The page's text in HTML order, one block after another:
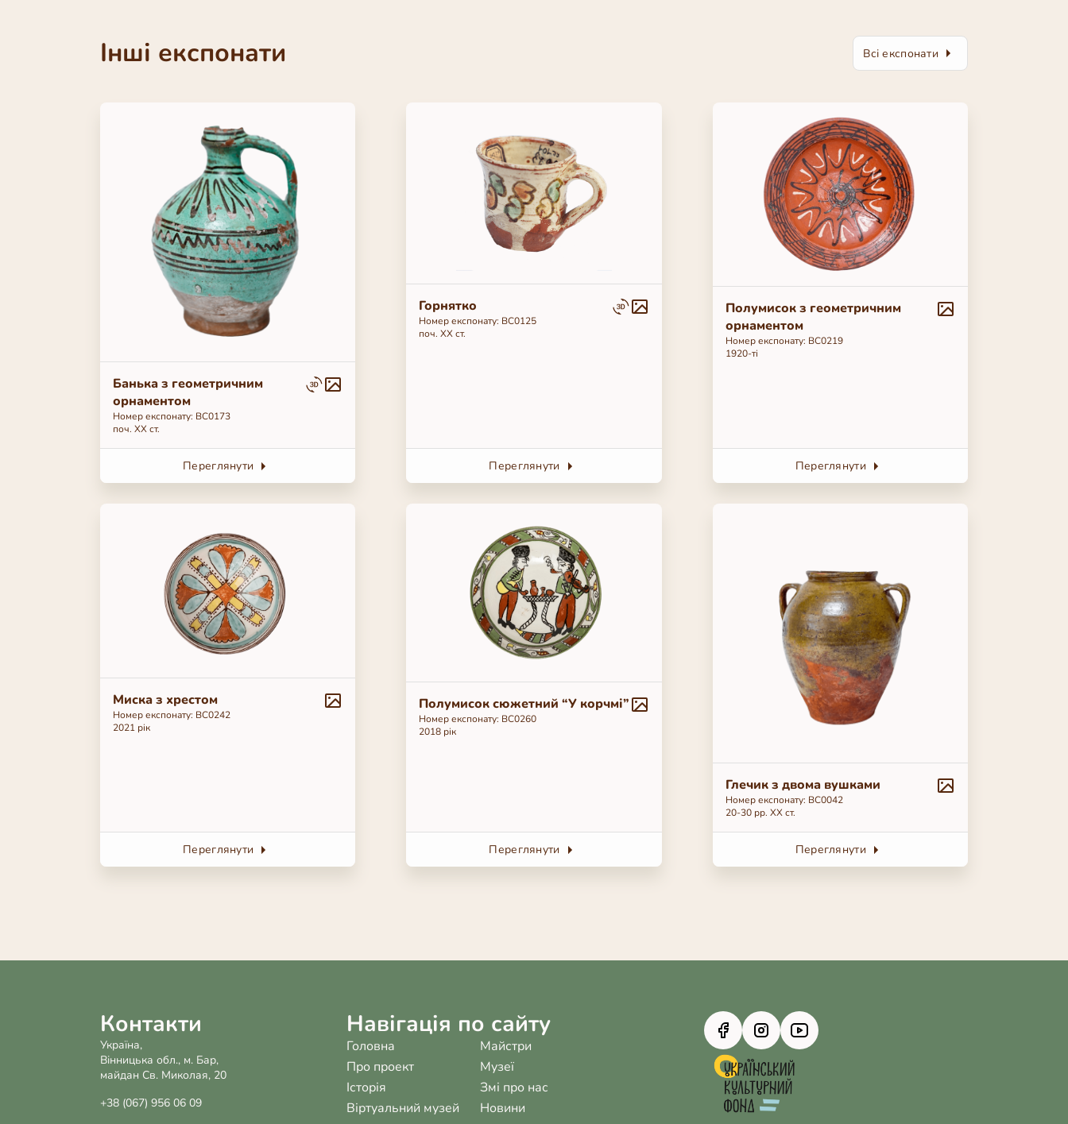
Інші експонати Всі експонати
Банька з геометричним
орнаментом
Номер експонату: ВС0173
поч. ХХ ст.
Переглянути
Горнятко
Номер експонату: ВС0125
поч. ХХ ст.
Переглянути
Полумисок з геометричним
орнаментом
Номер експонату: ВС0219
1920-ті
Переглянути
Миска з хрестом
Номер експонату: ВС0242
2021 рік
Переглянути
Полумисок сюжетний “У корчмі”
Номер експонату: ВС0260
2018 рік
Переглянути
Глечик з двома вушками
Номер експонату: BC0042
20-30 рр. ХХ ст.
Переглянути
Контакти
Україна,
Вінницька обл., м. Бар,
майдан Св. Миколая, 20
+38 (067) 956 06 09
Навігація по сайту
Головна
Про проект
Історія
Віртуальний музей
Майстри
Музеї
Змі про нас
Новини